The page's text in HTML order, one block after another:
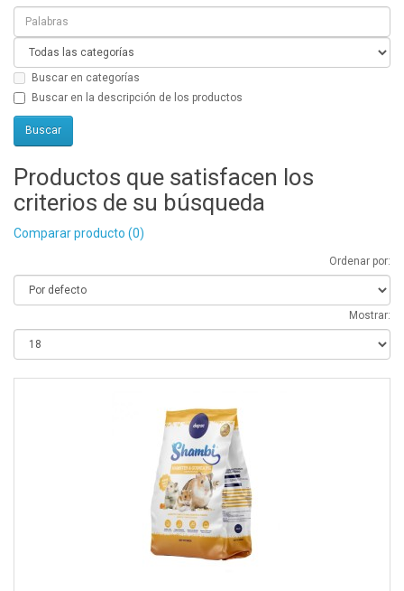
Buscar en categorías
Buscar en la descripción de los productos
Productos que satisfacen los
criterios de su búsqueda
Comparar producto (0)
Ordenar por:
Mostrar: